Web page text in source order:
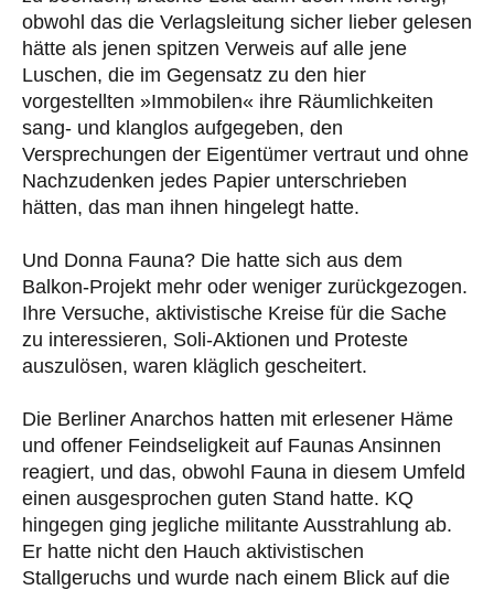
obwohl das die Verlagsleitung sicher lieber gelesen
hätte als jenen spitzen Verweis auf alle jene
Luschen, die im Gegensatz zu den hier
vorgestellten »Immobilen« ihre Räumlichkeiten
sang- und klanglos aufgegeben, den
Versprechungen der Eigentümer vertraut und ohne
Nachzudenken jedes Papier unterschrieben
hätten, das man ihnen hingelegt hatte.
Und Donna Fauna? Die hatte sich aus dem
Balkon-Projekt mehr oder weniger zurückgezogen.
Ihre Versuche, aktivistische Kreise für die Sache
zu interessieren, Soli-Aktionen und Proteste
auszulösen, waren kläglich gescheitert.
Die Berliner Anarchos hatten mit erlesener Häme
und offener Feindseligkeit auf Faunas Ansinnen
reagiert, und das, obwohl Fauna in diesem Umfeld
einen ausgesprochen guten Stand hatte. KQ
hingegen ging jegliche militante Ausstrahlung ab.
Er hatte nicht den Hauch aktivistischen
Stallgeruchs und wurde nach einem Blick auf die